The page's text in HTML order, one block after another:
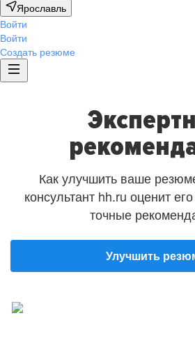
Ярославль
Войти
Войти
Создать резюме
Как улучшить ваше
консультант hh.ru оценит
точные
Улучшить